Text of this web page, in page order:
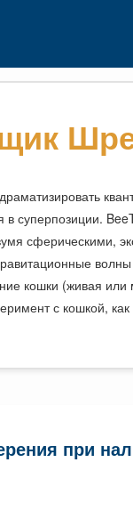
в суперпозиции.
сферическими,
кошки (живая
с кошкой,
при